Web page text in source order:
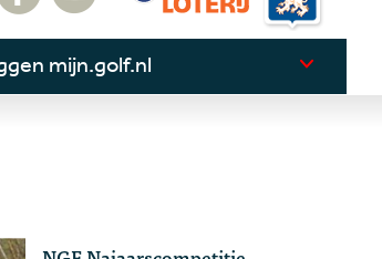
mijn.golf.nl